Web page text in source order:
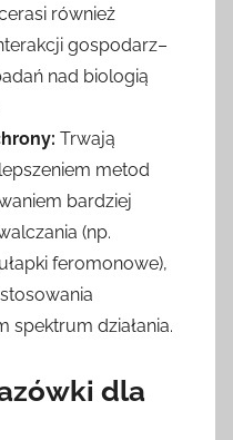
również
gospodarz–
nad biologią
Trwają
metod
bardziej
(np.
feromonowe),
spektrum działania.
dla